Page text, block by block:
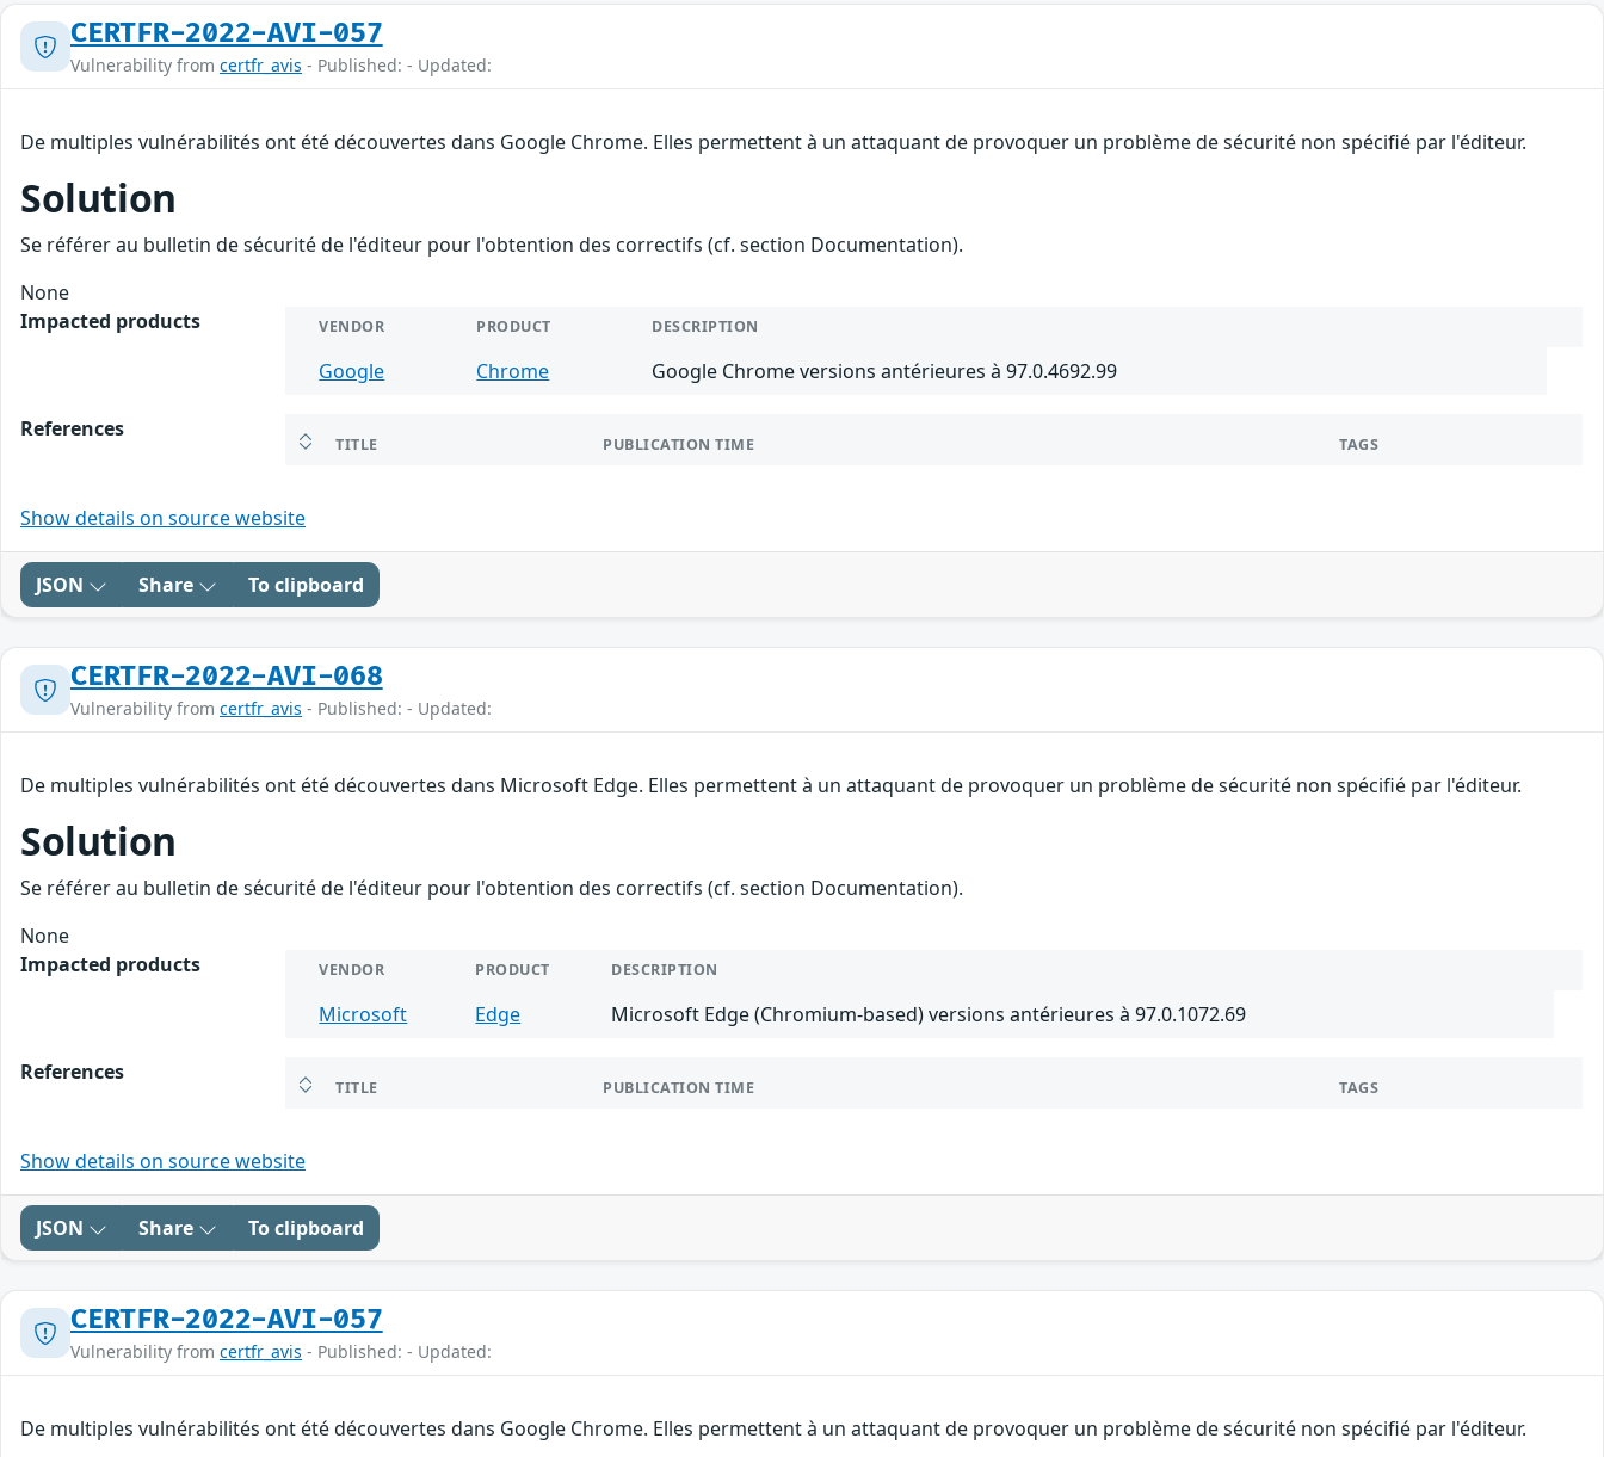
CERTFR-2022-AVI-057
Vulnerability from certfr_avis - Published: - Updated:
De multiples vulnérabilités ont été découvertes dans Google Chrome. Elles permettent à un attaquant de provoquer un problème de sécurité non spécifié par l'éditeur.
Solution
Se référer au bulletin de sécurité de l'éditeur pour l'obtention des correctifs (cf. section Documentation).
None
Impacted products
VENDOR PRODUCT DESCRIPTION
Google Chrome Google Chrome versions antérieures à 97.0.4692.99
References
TITLE PUBLICATION TIME TAGS
Show details on source website
JSON Share To clipboard
CERTFR-2022-AVI-068
Vulnerability from certfr_avis - Published: - Updated:
De multiples vulnérabilités ont été découvertes dans Microsoft Edge. Elles permettent à un attaquant de provoquer un problème de sécurité non spécifié par l'éditeur.
Solution
Se référer au bulletin de sécurité de l'éditeur pour l'obtention des correctifs (cf. section Documentation).
None
Impacted products
VENDOR PRODUCT DESCRIPTION
Microsoft Edge Microsoft Edge (Chromium-based) versions antérieures à 97.0.1072.69
References
TITLE PUBLICATION TIME TAGS
Show details on source website
JSON Share To clipboard
CERTFR-2022-AVI-057
Vulnerability from certfr_avis - Published: - Updated:
De multiples vulnérabilités ont été découvertes dans Google Chrome. Elles permettent à un attaquant de provoquer un problème de sécurité non spécifié par l'éditeur.